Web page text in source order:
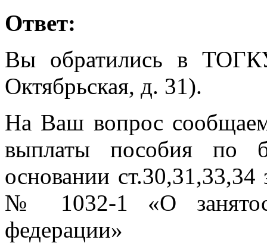
Ответ:
Вы обратились в
Октябрьская, д. 31).
На Ваш вопрос
выплаты пособия по
основании
№ 1032-1 «О
федерации»